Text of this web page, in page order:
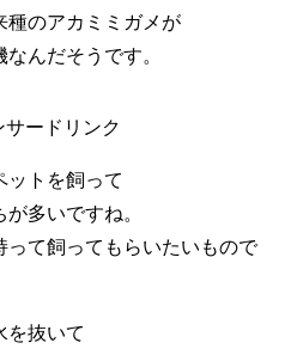
種のアカミミガメが
んだそうです。
サードリンク
ットを飼って
多いですね。
って飼ってもらいたいもので
を抜いて